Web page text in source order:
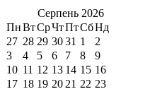
Серпень 2026
ПнВтСрЧтПтСбНд
27 28 29 3031 1
2
3
4 5 6 7 8
9
10 11 12 13 14 15 16
17 18 19 20 21 22 23